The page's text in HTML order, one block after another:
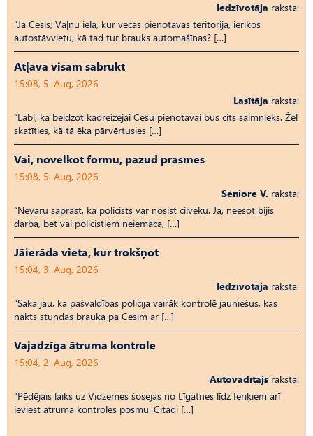
Iedzīvotāja raksta:
“Ja Cēsīs, Vaļņu ielā, kur vecās pienotavas teritorija, ierīkos
autostāvvietu, kā tad tur brauks automašīnas? […]
Atļāva visam sabrukt
15:08, 5. Aug, 2026
Lasītāja raksta:
“Labi, ka beidzot kādreizējai Cēsu pienotavai būs cits saimnieks. Žēl
skatīties, kā tā ēka pārvērtusies […]
Vai, novelkot formu, pazūd prasmes
15:08, 5. Aug, 2026
Seniore V. raksta:
“Nevaru saprast, kā policists var nosist cilvēku. Jā, neesot bijis
darbā, bet vai policistiem neiemāca, […]
Jāierāda vieta, kur trokšņot
15:04, 3. Aug, 2026
Iedzīvotāja raksta:
“Saka jau, ka pašvaldības policija vairāk kontrolē jauniešus, kas
nakts stundās braukā pa Cēsīm ar […]
Vajadzīga ātruma kontrole
15:04, 2. Aug, 2026
Autovadītājs raksta:
“Pēdējais laiks uz Vid­ze­mes šosejas no Līgatnes līdz Ieriķiem arī
ieviest ātruma kontroles posmu. Citādi […]